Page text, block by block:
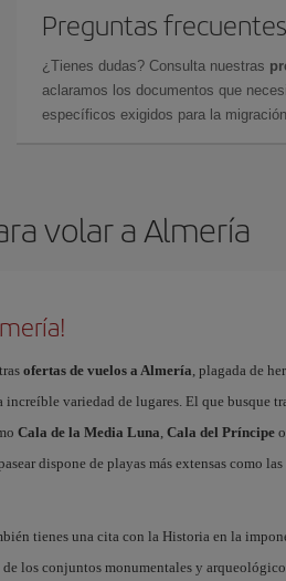
Preguntas frecuentes
¿Tienes dudas? Consulta nuestras
aclaramos los documentos que
específicos exigidos para la
volar a Almería
ofertas de vuelos a Almería, plagada de
increíble variedad de lugares. El que busque
Cala de la Media Luna, Cala del Príncipeo
dispone de playas más extensas como las
tienes una cita con la Historia en la
de los conjuntos monumentales y